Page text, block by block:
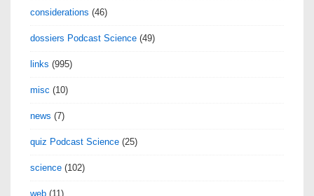
considerations (46)
dossiers Podcast Science (49)
links (995)
misc (10)
news (7)
quiz Podcast Science (25)
science (102)
web (11)